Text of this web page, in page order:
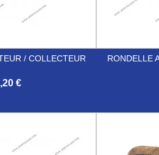
/ COLLECTEUR
€
RONDELLE